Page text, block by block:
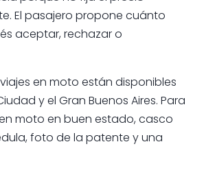
El pasajero propone cuánto
aceptar, rechazar o
en moto están disponibles
y el Gran Buenos Aires. Para
moto en buen estado, casco
foto de la patente y una